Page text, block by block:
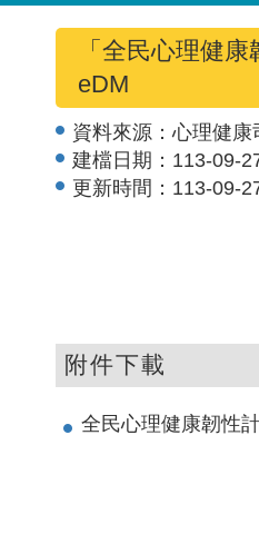
「全民心理健康
eDM
資料來源：心理健康
建檔日期： 113-09-
更新時間： 113-09-
附件下載
全民心理健康韌性